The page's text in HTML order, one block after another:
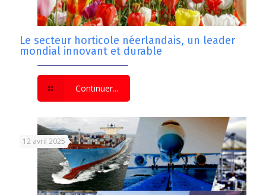
Le secteur horticole néerlandais, un leader
mondial innovant et durable
Continuer...
12 avril 2025